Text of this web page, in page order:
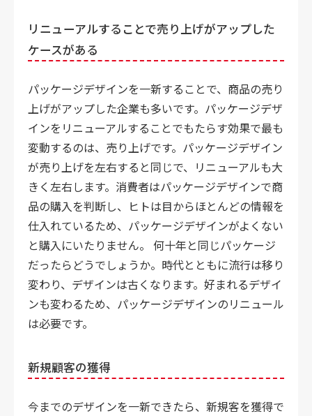
リニューアルすることで売り上げがアップした
ケースがある
パッケージデザインを一新することで、商品の売り
上げがアップした企業も多いです。パッケージデザ
インをリニューアルすることでもたらす効果で最も
変動するのは、売り上げです。パッケージデザイン
が売り上げを左右すると同じで、リニューアルも大
きく左右します。消費者はパッケージデザインで商
品の購入を判断し、ヒトは目からほとんどの情報を
仕入れているため、パッケージデザインがよくない
と購入にいたりません。 何十年と同じパッケージ
だったらどうでしょうか。時代とともに流行は移り
変わり、デザインは古くなります。好まれるデザイ
ンも変わるため、パッケージデザインのリニュール
は必要です。
新規顧客の獲得
今までのデザインを一新できたら、新規客を獲得で